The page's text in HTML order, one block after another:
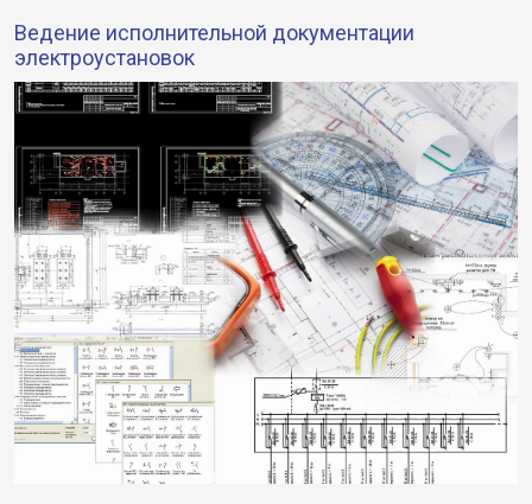
Ведение исполнительной документации
электроустановок